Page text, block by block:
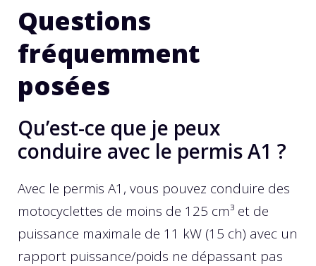
Questions
fréquemment
posées
Qu’est-ce que je peux
conduire avec le permis A1 ?
Avec le permis A1, vous pouvez conduire des
motocyclettes de moins de 125 cm³ et de
puissance maximale de 11 kW (15 ch) avec un
rapport puissance/poids ne dépassant pas